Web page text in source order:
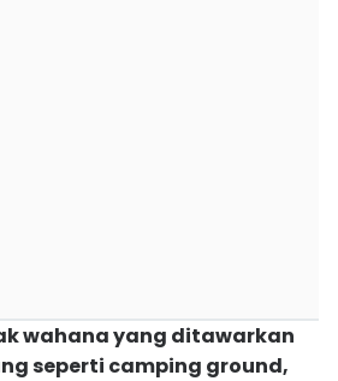
wahana yang ditawarkan
seperti camping ground,